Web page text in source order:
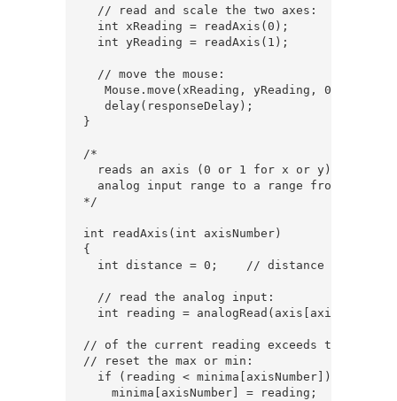
  // read and scale the two axes:
  int xReading = readAxis(0);
  int yReading = readAxis(1);
  // move the mouse:
   Mouse.move(xReading, yReading, 0);
   delay(responseDelay);
}
/*
reads an axis (0 or 1 for x or y) and
analog input range to a range from 0 to
*/
int readAxis(int axisNumber)
{
int distance = 0;    // distance from
  // read the analog input:
int reading =
// of the current reading exceeds the max
// reset the max or min:
  if (reading < minima[axisNumber]) {
    minima[axisNumber] = reading;